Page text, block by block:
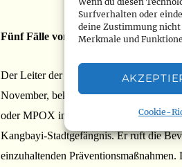
Surfverhalten oder
deine Zustimmung
Merkmale und
Cookie-
Fünf Fälle von Affenpocken (MPOX)
Der Leiter der
November, bekannt, dass seit letztem
oder MPOX in der Gesundheitszone von
Kangbayi-Stadtgefängnis. Er ruft die
einzuhaltenden